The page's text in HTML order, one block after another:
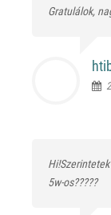
Gratulálok,
5w-os?????